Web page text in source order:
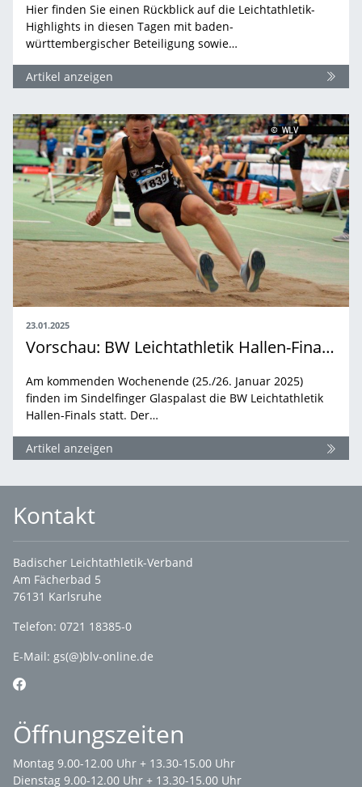
Hier finden Sie einen Rückblick auf die Leichtathletik-
Highlights in diesen Tagen mit baden-
württembergischer Beteiligung sowie…
Artikel anzeigen
23.01.2025
Vorschau: BW Leichtathletik Hallen-Finals 2025 im Glaspalast Sindelfingen
Am kommenden Wochenende (25./26. Januar 2025)
finden im Sindelfinger Glaspalast die BW Leichtathletik
Hallen-Finals statt. Der…
Artikel anzeigen
Kontakt
Badischer Leichtathletik-Verband
Am Fächerbad 5
76131 Karlsruhe
Telefon: 0721 18385-0
E-Mail: gs(@)blv-online.de
Öffnungszeiten
Montag 9.00-12.00 Uhr + 13.30-15.00 Uhr
Dienstag 9.00-12.00 Uhr + 13.30-15.00 Uhr